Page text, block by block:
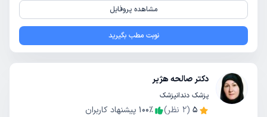
مشاهده پروفایل
نوبت مطب بگیرید
دکتر صالحه هژیر
پزشک دندانپزشک
5
(
2 نظر) 100٪ پیشنهاد کاربران